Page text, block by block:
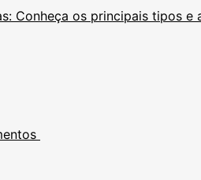
Conheça os principais tipos e